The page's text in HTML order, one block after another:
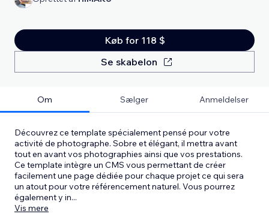
Køb for 118 $
Se skabelon
Om Sælger Anmeldelser
Découvrez ce template spécialement pensé pour votre
activité de photographe. Sobre et élégant, il mettra avant
tout en avant vos photographies ainsi que vos prestations.
Ce template intègre un CMS vous permettant de créer
facilement une page dédiée pour chaque projet ce qui sera
un atout pour votre référencement naturel. Vous pourrez
également y in...
Vis mere